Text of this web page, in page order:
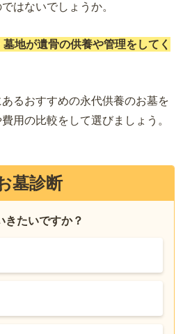
はないでしょうか。
地が遺骨の供養や管理をしてく
るおすすめの永代供養のお墓を
用の比較をして選びましょう。
墓診断
きたいですか？